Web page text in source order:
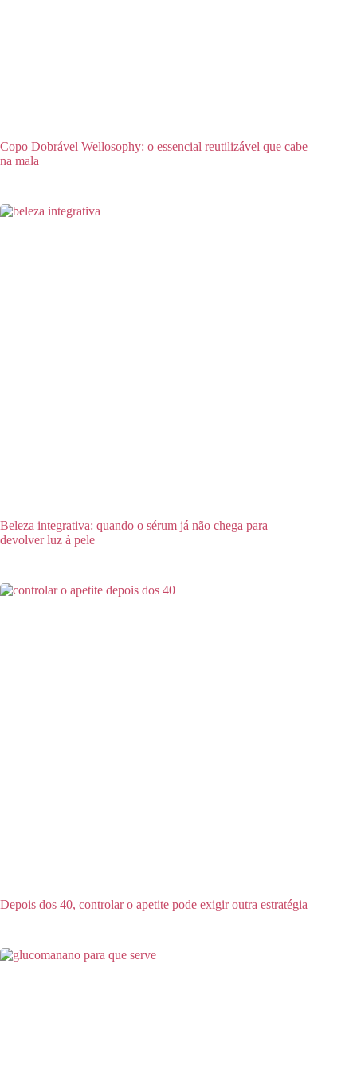
Copo Dobrável Wellosophy: o essencial reutilizável que cabe
na mala
Beleza integrativa: quando o sérum já não chega para
devolver luz à pele
Depois dos 40, controlar o apetite pode exigir outra estratégia